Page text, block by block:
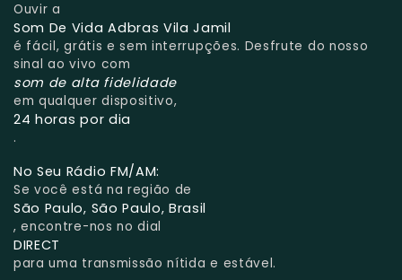
Ouvir a
Som De Vida Adbras Vila Jamil
é fácil, grátis e sem interrupções. Desfrute do nosso
sinal ao vivo com
som de alta fidelidade
em qualquer dispositivo,
24 horas por dia
.
No Seu Rádio FM/AM:
Se você está na região de
São Paulo, São Paulo, Brasil
, encontre-nos no dial
DIRECT
para uma transmissão nítida e estável.